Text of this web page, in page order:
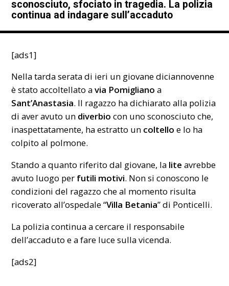
sconosciuto, sfociato in tragedia. La polizia
continua ad indagare sull’accaduto
[ads1]
Nella tarda serata di ieri un giovane diciannovenne
è stato accoltellato avia Pomigliano a
Sant’Anastasia. Il ragazzo ha dichiarato alla polizia
di aver avuto un diverbio con uno sconosciuto che,
inaspettatamente, ha estratto un coltello e lo ha
colpito al polmone.
Stando a quanto riferito dal giovane, la lite avrebbe
avuto luogo per futili motivi. Non si conoscono le
condizioni del ragazzo che al momento risulta
ricoverato all’ospedale “Villa Betania” di Ponticelli.
La polizia continua a cercare il responsabile
dell’accaduto e a fare luce sulla vicenda.
[ads2]